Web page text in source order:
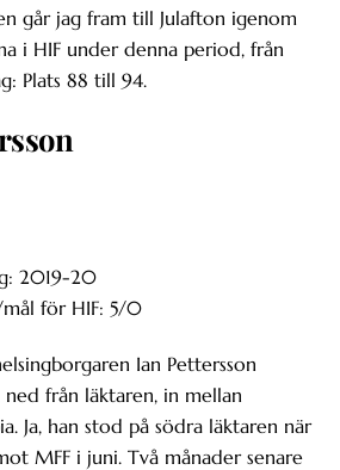
går jag fram till Julafton igenom
i HIF under denna period, från
Plats 88 till 94.
2019-20
för HIF: 5/0
Ian Pettersson
ned från läktaren, in mellan
Ja, han stod på södra läktaren när
MFF i juni. Två månader senare